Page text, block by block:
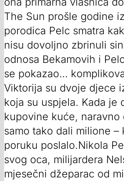
The Sun prošle godine
porodica Pelc smatra
nisu dovoljno zbrinuli
odnosa Bekamovih i
se pokazao…
Viktorija su dvoje djece
koja su uspjela. Kada je
kupovine kuće, naravno
samo tako dali milione –
poruku poslalo.Nikola
svog oca, milijardera
mjesečni džeparac od